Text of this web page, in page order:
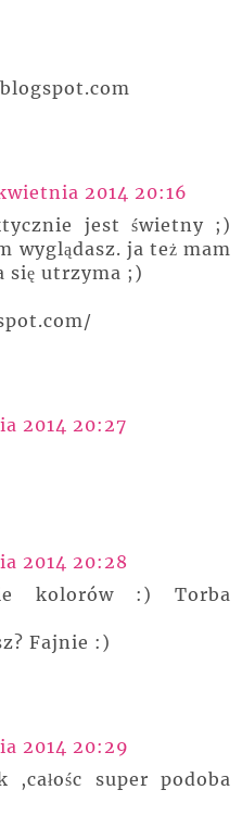
2014 20:16
jest świetny ;)
wyglądasz. ja też mam
się utrzyma ;)
2014 20:27
2014 20:28
kolorów :) Torba
Fajnie :)
2014 20:29
,całośc super podoba